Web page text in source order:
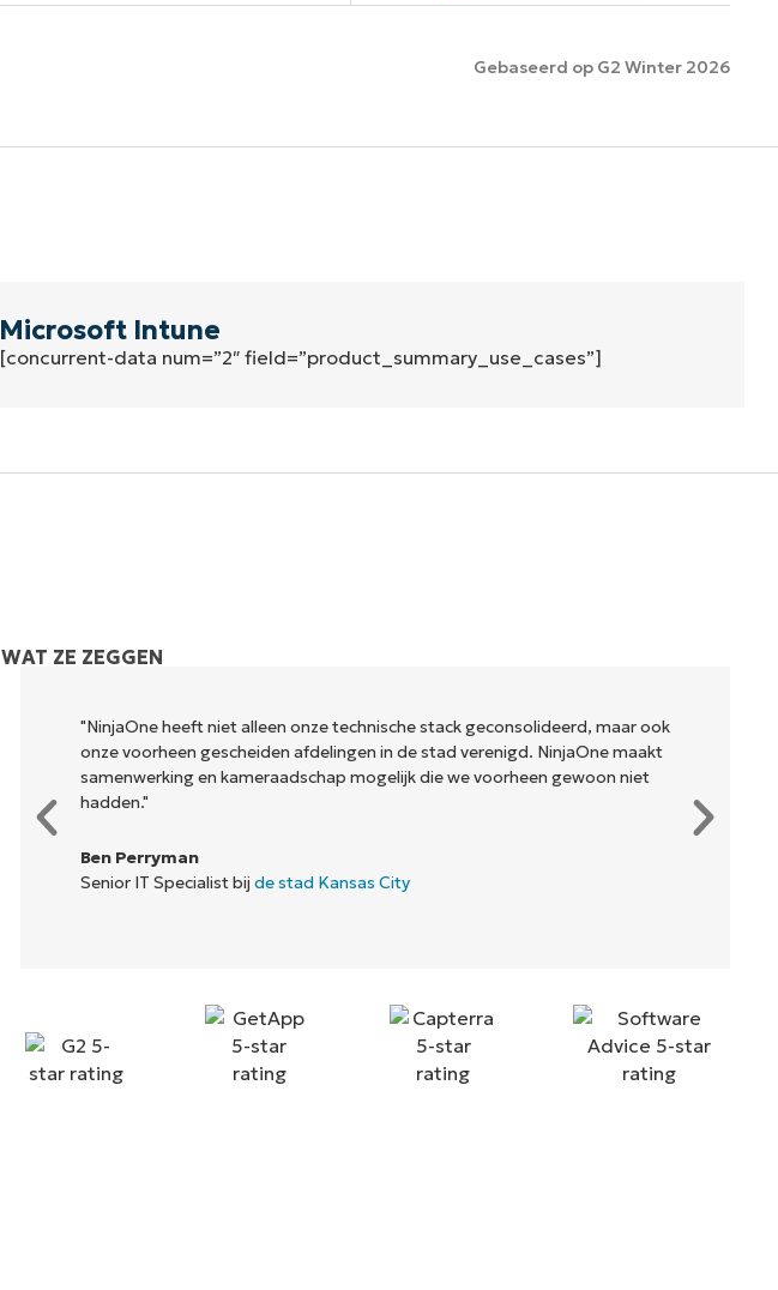
Gebaseerd op G2 Winter 2026
Microsoft Intune
[concurrent-data num=”2″ field=”product_summary_use_cases”]
WAT ZE ZEGGEN
"NinjaOne heeft niet alleen onze technische stack geconsolideerd, maar ook
onze voorheen gescheiden afdelingen in de stad verenigd. NinjaOne maakt
samenwerking en kameraadschap mogelijk die we voorheen gewoon niet
hadden."
Ben Perryman
Senior IT Specialist bij de stad Kansas City